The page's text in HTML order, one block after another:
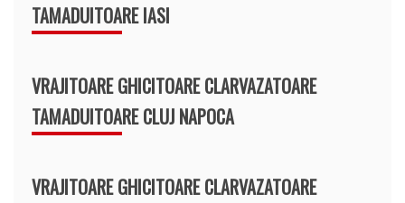
TAMADUITOARE IASI
VRAJITOARE GHICITOARE CLARVAZATOARE
TAMADUITOARE CLUJ NAPOCA
VRAJITOARE GHICITOARE CLARVAZATOARE